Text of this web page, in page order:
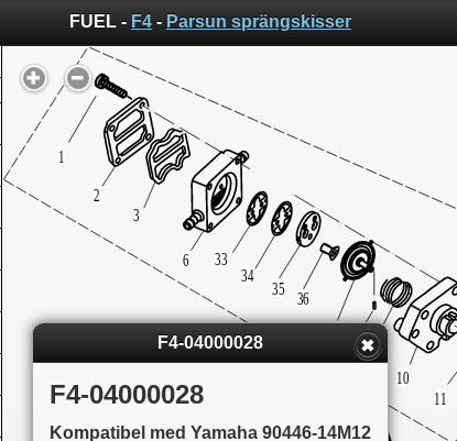
FUEL - F4 - Parsun sprängskisser
F4-04000028
F4-04000028
Kompatibel med Yamaha 90446-14M12